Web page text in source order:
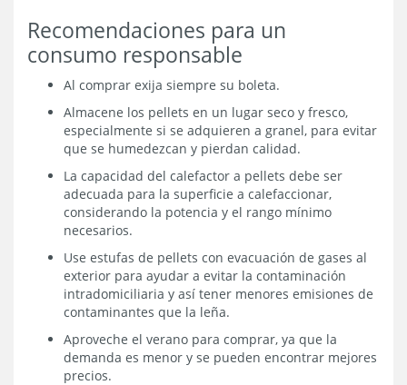
Recomendaciones para un
consumo responsable
Al comprar exija siempre su boleta.
Almacene los pellets en un lugar seco y fresco,
especialmente si se adquieren a granel, para evitar
que se humedezcan y pierdan calidad.
La capacidad del calefactor a pellets debe ser
adecuada para la superficie a calefaccionar,
considerando la potencia y el rango mínimo
necesarios.
Use estufas de pellets con evacuación de gases al
exterior para ayudar a evitar la contaminación
intradomiciliaria y así tener menores emisiones de
contaminantes que la leña.
Aproveche el verano para comprar, ya que la
demanda es menor y se pueden encontrar mejores
precios.